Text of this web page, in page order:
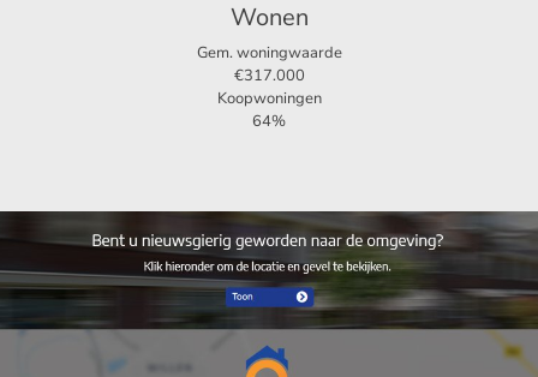
Wonen
Gem. woningwaarde
€317.000
Koopwoningen
64%